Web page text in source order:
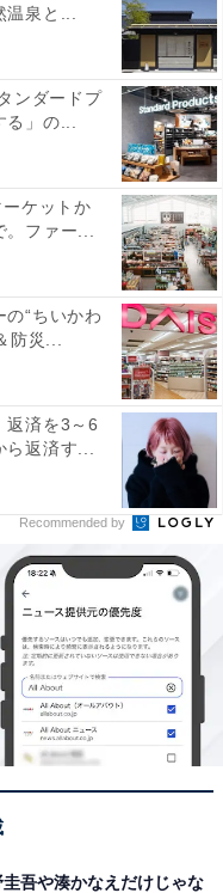
泉と...
ンダードプ
」の...
ーケットか
ファー...
の“ちいかわ
防災...
返済を3～6
返済す...
Recommended by
圭吾や湊かなえだけじゃな